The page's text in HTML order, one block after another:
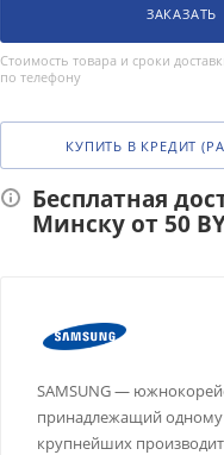
ЗАКАЗАТЬ
Стоимость товара и сроки
по телефону
КУПИТЬ В КРЕДИТ
Бесплатная
Минску от 50
SAMSUNG —
принадлежащий одному
крупнейших